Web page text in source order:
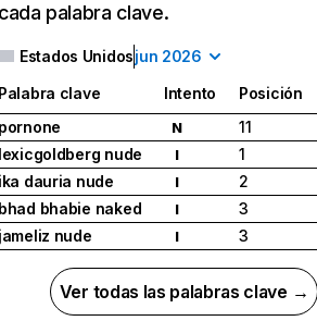
cada palabra clave.
Estados Unidosjun 2026
Palabra clave Intento
Posición
pornone
N
11
lexicgoldberg nude
I
1
ika dauria nude
I
2
bhad bhabie naked
I
3
jameliz nude
I 3
Ver todas las palabras clave →